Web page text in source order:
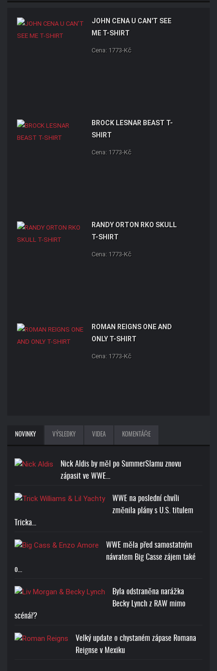
JOHN CENA U CAN'T SEE
ME T-SHIRT
Cena: 1773-Kč
BROCK LESNAR BEAST T-
SHIRT
Cena: 1773-Kč
RANDY ORTON RKO SKULL
T-SHIRT
Cena: 1773-Kč
ROMAN REIGNS ONE AND
ONLY T-SHIRT
Cena: 1773-Kč
NOVINKY VÝSLEDKY VIDEA KOMENTÁŘE
Nick Aldis by měl po SummerSlamu znovu
zápasit ve WWE…
WWE na poslední chvíli
změnila plány s U.S. titulem
Tricka…
WWE měla před samostatným
návratem Big Casse zájem také
o…
Byla odstraněna narážka
Becky Lynch z RAW mimo
scénář?
Velký update o chystaném zápase Romana
Reignse v Mexiku